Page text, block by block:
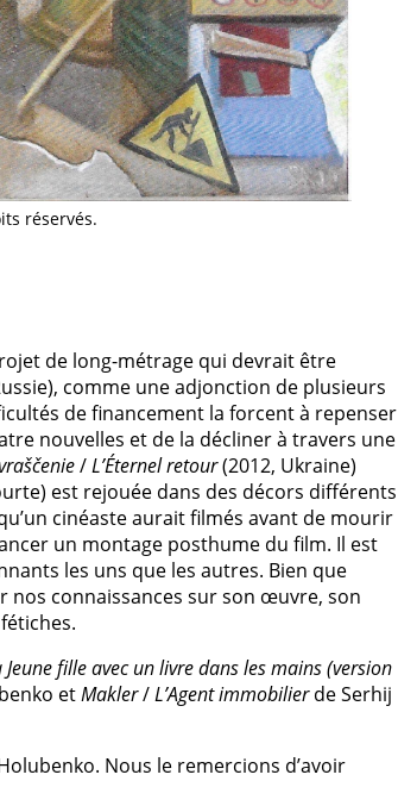
réservés.
de long-métrage qui devrait être
comme une adjonction de plusieurs
de financement la forcent à repenser
nouvelles et de la décliner à travers une
/L’Éternel retour(2012, Ukraine)
est rejouée dans des décors différents
cinéaste aurait filmés avant de mourir
un montage posthume du film. Il est
les uns que les autres. Bien que
connaissances sur son œuvre, son
Jeune fille avec un livre dans les mains (version
etMakler/L’Agent immobilierde Serhij
Nous le remercions d’avoir